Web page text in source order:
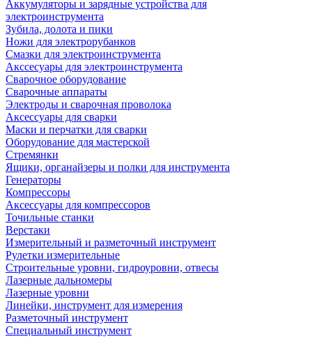
Аккумуляторы и зарядные устройства для
электроинструмента
Зубила, долота и пики
Ножи для электрорубанков
Смазки для электроинструмента
Акссесуары для электроинструмента
Сварочное оборудование
Сварочные аппараты
Электроды и сварочная проволока
Аксессуары для сварки
Маски и перчатки для сварки
Оборудование для мастерской
Стремянки
Ящики, органайзеры и полки для инструмента
Генераторы
Компрессоры
Аксессуары для компрессоров
Точильные станки
Верстаки
Измерительный и разметочный инструмент
Рулетки измерительные
Строительные уровни, гидроуровни, отвесы
Лазерные дальномеры
Лазерные уровни
Линейки, инструмент для измерения
Разметочный инструмент
Специальный инструмент